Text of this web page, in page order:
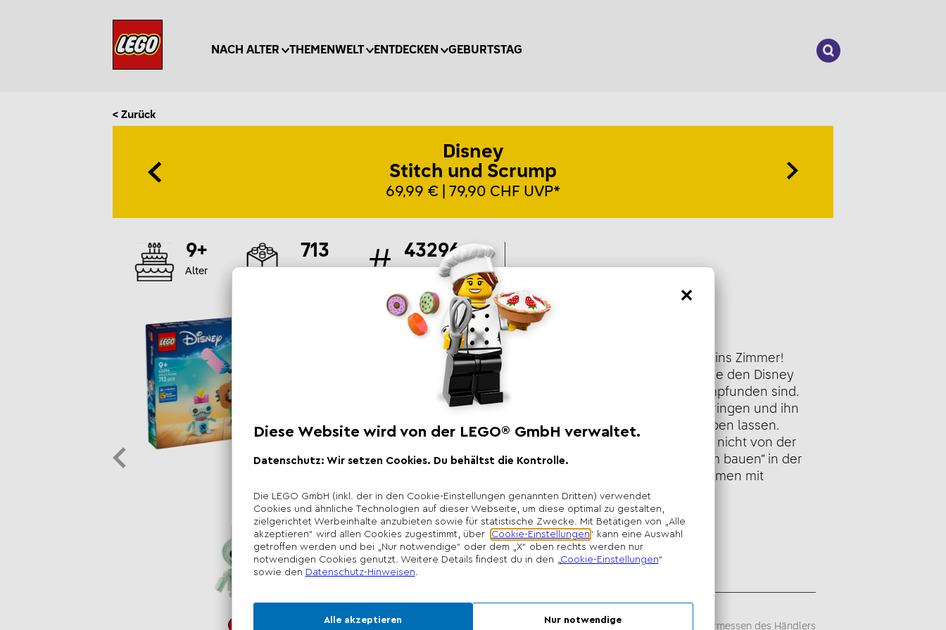
NACH ALTER THEMENWELT ENTDECKEN GEBURTSTAG
Suchen
< Zurück
Disney
Stitch und Scrump
69,99 € | 79,90 CHF UVP*
9+
Alter
713 43296
Artikel
Produktbeschreibung
Hol dir den blauen Außerirdischen ins Zimmer!
Baue Modelle aus LEGO Steinen, die den Disney
Figuren Stitch und Scrump nachempfunden sind.
Du kannst Stitch in lustige Posen bringen und ihn
Ukulele spielen oder das Tanzen üben lassen.
Scrump weicht Stitch beim Spielen nicht von der
Seite. Und die Funktion „Gemeinsam bauen“ in der
LEGO Builder App lässt dich zusammen mit
anderen kreativ werden.
Die Preisgestaltung liegt im alleinigen Ermessen des Händlers